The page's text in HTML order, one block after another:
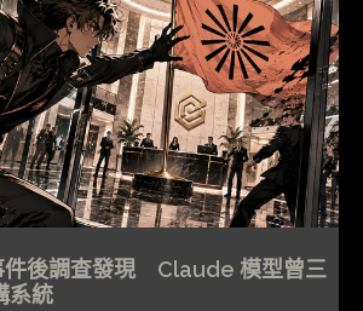
件後調查發現 Claude 模型曾三
系統